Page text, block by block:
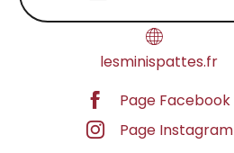
lesminispattes.fr
Page Facebook
Page Instagram